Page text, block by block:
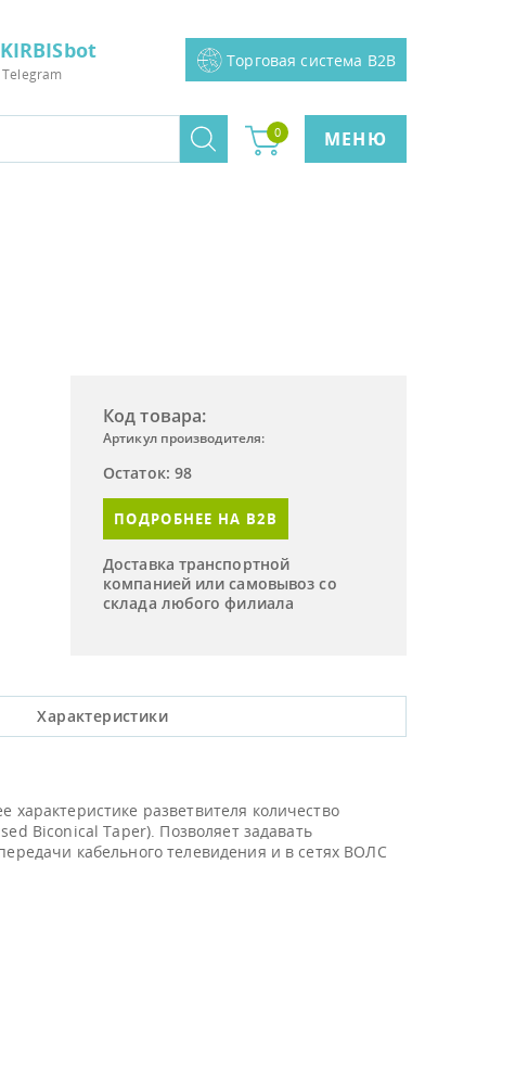
Telegram
Торговая система B2B
0 МЕНЮ
Код товара:
Артикул производителя:
Остаток: 98
ПОДРОБНЕЕ НА B2B
Доставка транспортной
компанией или самовывоз со
склада любого филиала
Характеристики
разветвителя количество
Biconical Taper). Позволяет задавать
кабельного телевидения и в сетях ВОЛС